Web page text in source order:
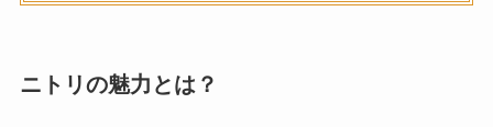
ニトリの魅力とは？